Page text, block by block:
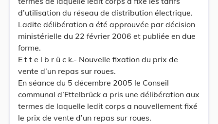
d’utilisation du réseau de distribution électrique.
Ladite délibération a été approuvée par décision
ministérielle du 22 février 2006 et publiée en due
forme.
E t t e l b r ü c k.- Nouvelle fixation du prix de
vente d’un repas sur roues.
En séance du 5 décembre 2005 le Conseil
communal d’Ettelbrück a pris une délibération aux
termes de laquelle ledit corps a nouvellement fixé
le prix de vente d’un repas sur roues.